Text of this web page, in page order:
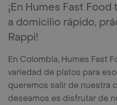
¡En Humes Fast
a domicilio rápido,
Rappi!
En Colombia, Humes Fast
variedad de platos para
queremos salir de nuestra
deseamos es disfrutar de